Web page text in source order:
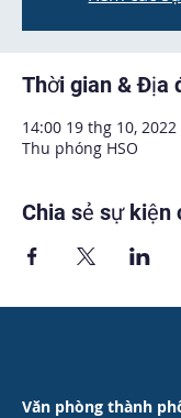
Thời gian & Địa
14:00 19 thg 10, 2022
Thu phóng HSO
Chia sẻ sự kiện
Văn phòng thành